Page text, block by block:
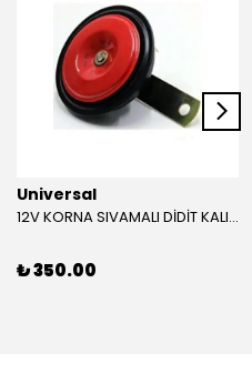
Universal
12V KORNA SIVAMALI DİDİT KALIN SESLİ (KIRMIZI)
₺ 350.00